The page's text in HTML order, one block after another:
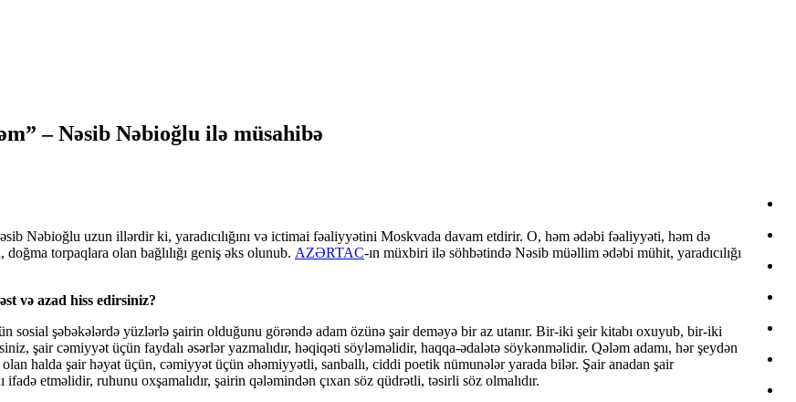
– Nəsib Nəbioğlu ilə müsahibə
Nəbioğlu uzun illərdir ki, yaradıcılığını və ictimai fəaliyyətini Moskvada davam etdirir. O, həm ədəbi fəaliyyəti, həm də
doğma torpaqlara olan bağlılığı geniş əks olunub. AZƏRTAC-ın müxbiri ilə söhbətində Nəsib müəllim ədəbi mühit, yaradıcılığı
və azad hiss edirsiniz?
sosial şəbəkələrdə yüzlərlə şairin olduğunu görəndə adam özünə şair deməyə bir az utanır. Bir-iki şeir kitabı oxuyub, bir-iki
şair cəmiyyət üçün faydalı əsərlər yazmalıdır, həqiqəti söyləməlidir, haqqa-ədalətə söykənməlidir. Qələm adamı, hər şeydən
halda şair həyat üçün, cəmiyyət üçün əhəmiyyətli, sanballı, ciddi poetik nümunələr yarada bilər. Şair anadan şair
etməlidir, ruhunu oxşamalıdır, şairin qələmindən çıxan söz qüdrətli, təsirli söz olmalıdır.